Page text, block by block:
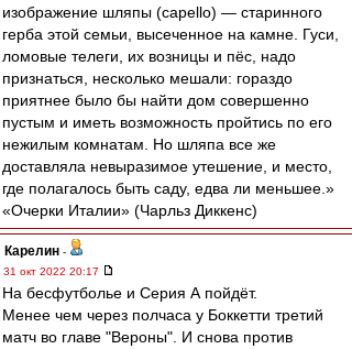
изображение шляпы (capello) — старинного
герба этой семьи, высеченное на камне. Гуси,
ломовые телеги, их возницы и пёс, надо
признаться, несколько мешали: гораздо
приятнее было бы найти дом совершенно
пустым и иметь возможность пройтись по его
нежилым комнатам. Но шляпа все же
доставляла невыразимое утешение, и место,
где полагалось быть саду, едва ли меньшее.»
«Очерки Италии» (Чарльз Диккенс)
Карелин -
31 окт 2022 20:17
На бесфутболье и Серия А пойдёт.
Менее чем через полчаса у Боккетти третий
матч во главе "Вероны". И снова против